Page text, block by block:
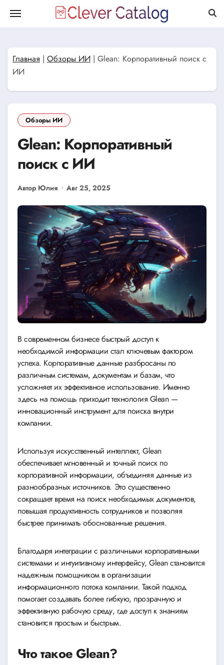
Главная | Обзоры ИИ | Glean: Корпоративный поиск с
ИИ
Обзоры ИИ
Glean: Корпоративный
поиск с ИИ
Автор Юлия Авг 25, 2025
В современном бизнесе быстрый доступ к
необходимой информации стал ключевым фактором
успеха. Корпоративные данные разбросаны по
различным системам, документам и базам, что
усложняет их эффективное использование. Именно
здесь на помощь приходит технология Glean —
инновационный инструмент для поиска внутри
компании.
Используя искусственный интеллект, Glean
обеспечивает мгновенный и точный поиск по
корпоративной информации, объединяя данные из
разнообразных источников. Это существенно
сокращает время на поиск необходимых документов,
повышая продуктивность сотрудников и позволяя
быстрее принимать обоснованные решения.
Благодаря интеграции с различными корпоративными
системами и интуитивному интерфейсу, Glean становится
надежным помощником в организации
информационного потока компании. Такой подход
помогает создавать более гибкую, прозрачную и
эффективную рабочую среду, где доступ к знаниям
становится простым и быстрым.
Что такое Glean?